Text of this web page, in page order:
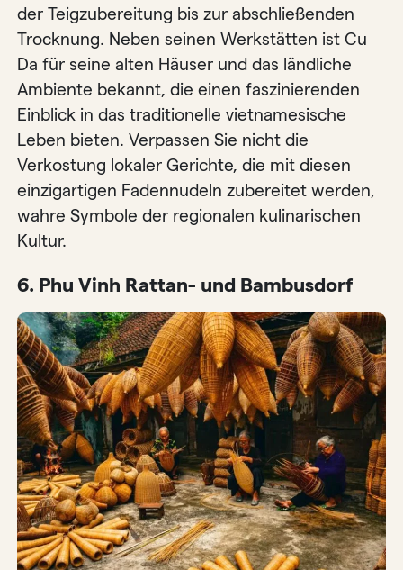
der Teigzubereitung bis zur abschließenden
Trocknung. Neben seinen Werkstätten ist Cu
Da für seine alten Häuser und das ländliche
Ambiente bekannt, die einen faszinierenden
Einblick in das traditionelle vietnamesische
Leben bieten. Verpassen Sie nicht die
Verkostung lokaler Gerichte, die mit diesen
einzigartigen Fadennudeln zubereitet werden,
wahre Symbole der regionalen kulinarischen
Kultur.
6. Phu Vinh Rattan- und Bambusdorf